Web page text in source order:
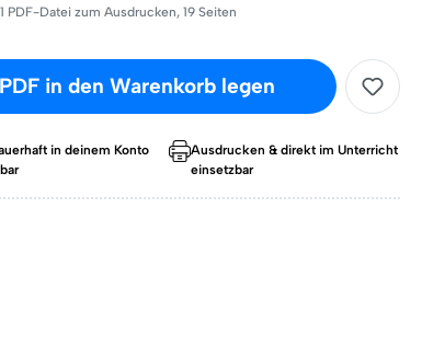
1 PDF-Datei zum Ausdrucken, 19 Seiten
PDF in den Warenkorb legen
in deinem Konto
Ausdrucken & direkt im Unterricht
einsetzbar